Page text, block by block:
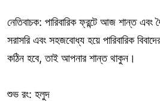
নেতিবাচক: পারিবারিক ফ্রন্টে আজ শান্ত এবং
সরাসরি এবং সহজবোধ্য হয়ে পারিবারিক
কঠিন হবে, তাই আপনার শান্ত থাকুন।
শুভ রং: হলুদ